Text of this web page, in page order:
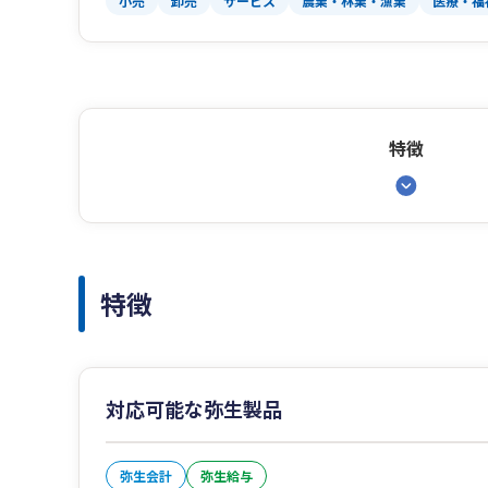
特徴
特徴
対応可能な弥生製品
弥生会計 弥生給与